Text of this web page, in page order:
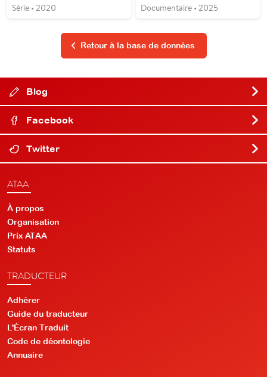
Série • 2020 Documentaire • 2025
Retour à la base de données
Blog
Facebook
Twitter
ATAA
À propos
Organisation
Prix ATAA
Statuts
TRADUCTEUR
Adhérer
Guide du traducteur
L'Écran Traduit
Code de déontologie
Annuaire